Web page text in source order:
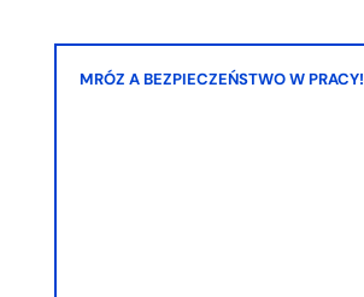
MRÓZ A BEZPIECZEŃSTWO W PRACY!